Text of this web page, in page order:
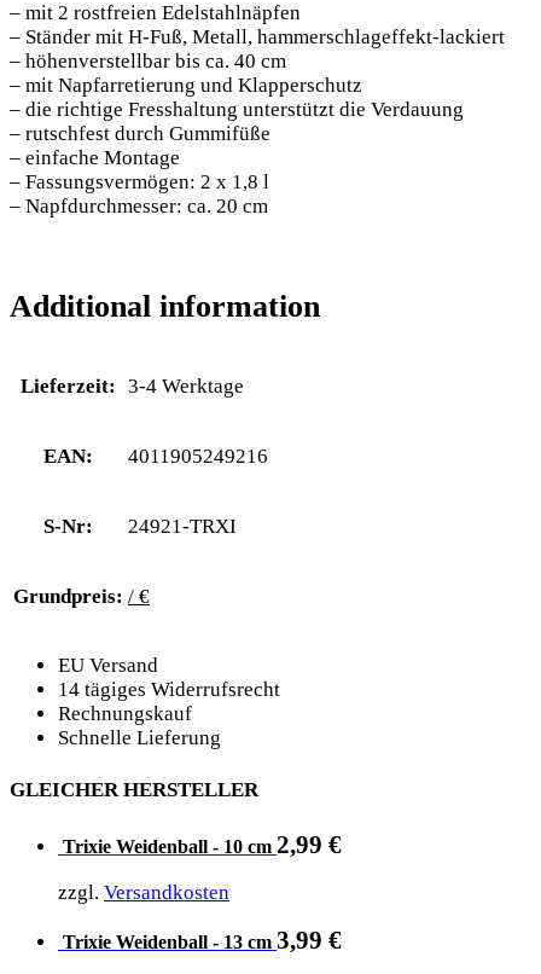
– mit 2 rostfreien Edelstahlnäpfen
– Ständer mit H-Fuß, Metall, hammerschlageffekt-lackiert
– höhenverstellbar bis ca. 40 cm
– mit Napfarretierung und Klapperschutz
– die richtige Fresshaltung unterstützt die Verdauung
– rutschfest durch Gummifüße
– einfache Montage
– Fassungsvermögen: 2 x 1,8 l
– Napfdurchmesser: ca. 20 cm
Additional information
Lieferzeit: 3-4 Werktage
EAN: 4011905249216
S-Nr: 24921-TRXI
Grundpreis: / €
EU Versand
14 tägiges Widerrufsrecht
Rechnungskauf
Schnelle Lieferung
GLEICHER HERSTELLER
Trixie Weidenball - 10 cm 2,99 €
zzgl. Versandkosten
Trixie Weidenball - 13 cm 3,99 €